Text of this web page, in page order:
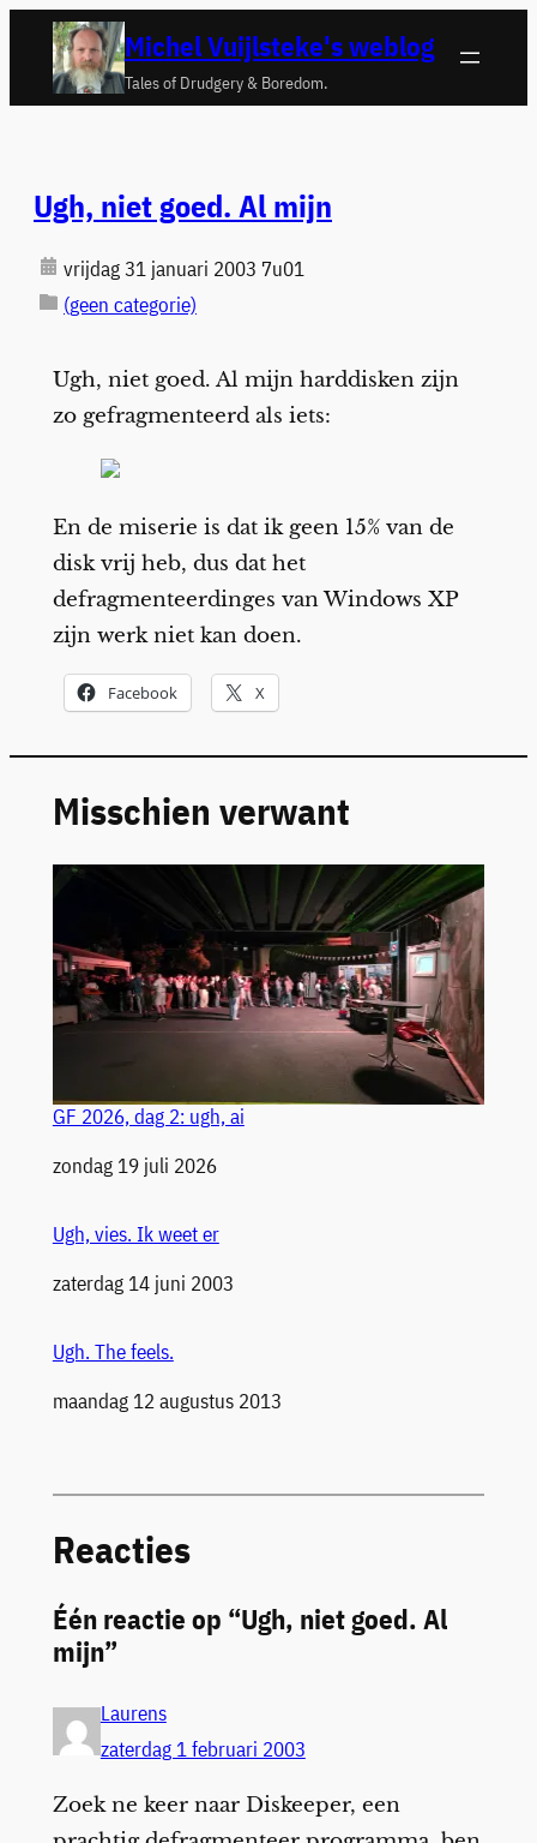
naar
Michel Vuijlsteke's weblog
Tales of Drudgery & Boredom.
Ugh, niet goed. Al mijn
vrijdag 31 januari 2003 7u01
(geen categorie)
Ugh, niet goed. Al mijn harddisken zijn
zo gefragmenteerd als iets:
En de miserie is dat ik geen 15% van de
disk vrij heb, dus dat het
defragmenteerdinges van Windows XP
zijn werk niet kan doen.
Facebook X
Misschien verwant
GF 2026, dag 2: ugh, ai
Datum
zondag 19 juli 2026
Ugh, vies. Ik weet er
Datum
zaterdag 14 juni 2003
Ugh. The feels.
Datum
maandag 12 augustus 2013
Reacties
Één reactie op “Ugh, niet goed. Al
mijn”
Laurens
zaterdag 1 februari 2003
Zoek ne keer naar Diskeeper, een